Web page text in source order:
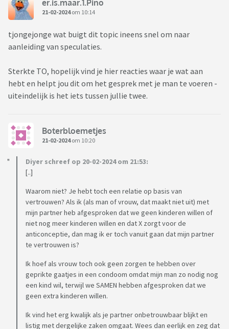
er.is.maar.1.Pino
21-02-2024om 10:14
tjongejonge wat buigt dit topic ineens snel om naar
aanleiding van speculaties.
Sterkte TO, hopelijk vind je hier reacties waar je wat aan
hebt en helpt jou dit om het gesprek met je man te voeren -
uiteindelijk is het iets tussen jullie twee.
Boterbloemetjes
21-02-2024om 10:20
Diyer schreef op 20-02-2024 om 21:53:
[..]
Waarom niet? Je hebt toch een relatie op basis van
vertrouwen? Als ik (als man of vrouw, dat maakt niet uit) met
mijn partner heb afgesproken dat we geen kinderen willen of
niet nog meer kinderen willen en dat X zorgt voor de
anticonceptie, dan mag ik er toch vanuit gaan dat mijn partner
te vertrouwen is?
Ik hoef als vrouw toch ook geen zorgen te hebben over
geprikte gaatjes in een condoom omdat mijn man zo nodig nog
een kind wil, terwijl we SAMEN hebben afgesproken dat we
geen extra kinderen willen.
Ik vind het erg kwalijk als je partner onbetrouwbaar blijkt en
listig met dergelijke zaken omgaat. Wees dan eerlijk en zeg dat